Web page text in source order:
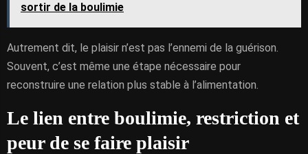
sortir de la boulimie
Autrement dit, le plaisir n’est pas l’ennemi de la guérison.
Souvent, c’est même une étape nécessaire pour
reconstruire une relation plus stable à l’alimentation.
Le lien entre boulimie, restriction et
peur de se faire plaisir